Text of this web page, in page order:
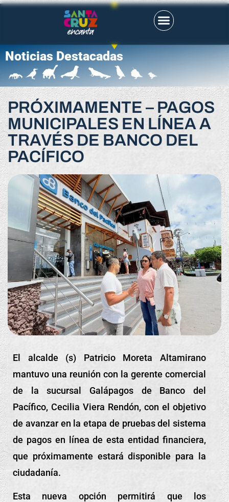
Noticias Destacadas
PRÓXIMAMENTE – PAGOS
MUNICIPALES EN LÍNEA A
TRAVÉS DE BANCO DEL
PACÍFICO
El alcalde (s) Patricio Moreta Altamirano
mantuvo una reunión con la gerente comercial
de la sucursal Galápagos de Banco del
Pacífico, Cecilia Viera Rendón, con el objetivo
de avanzar en la etapa de pruebas del sistema
de pagos en línea de esta entidad financiera,
que próximamente estará disponible para la
ciudadanía.
Esta nueva opción permitirá que los